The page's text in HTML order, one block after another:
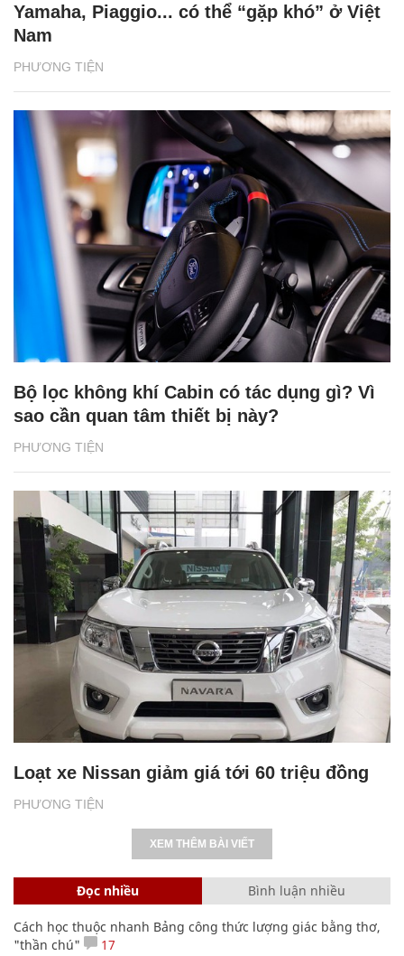
PHƯƠNG TIỆN
Yamaha, Piaggio... có thể “gặp khó” ở Việt
Nam
PHƯƠNG TIỆN
Bộ lọc không khí Cabin có tác dụng gì? Vì
sao cần quan tâm thiết bị này?
PHƯƠNG TIỆN
Loạt xe Nissan giảm giá tới 60 triệu đồng
XEM THÊM BÀI VIẾT
Đọc nhiều Bình luận nhiều
Cách học thuộc nhanh Bảng công thức lượng giác bằng thơ,
"thần chú"
17